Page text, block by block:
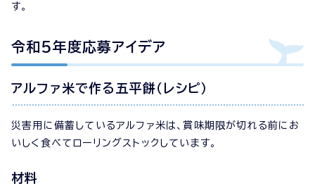
す。
令和5年度応募アイデア
アルファ米で作る五平餅（レシピ）
災害用に備蓄しているアルファ米は、賞味期限が切れる前にお
いしく食べてローリングストックしています。
材料